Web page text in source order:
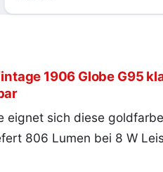
1906 Globe G95
eignet sich diese
806 Lumen bei 8 W